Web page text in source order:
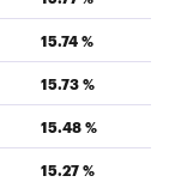
15.74 %
15.73 %
15.48 %
15.27 %